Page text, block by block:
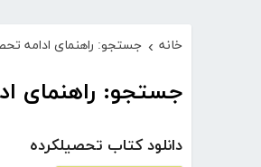
خانه › جستجو: راهنمای ادامه
جستجو: راهنمای
دانلود کتاب تحصیلکرده